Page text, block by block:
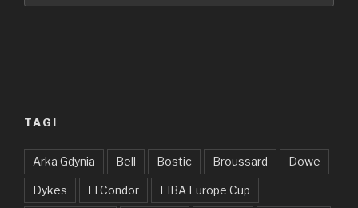
TAGI
Arka Gdynia Bell Bostic Broussard Dowe
Dykes El Condor FIBA Europe Cup